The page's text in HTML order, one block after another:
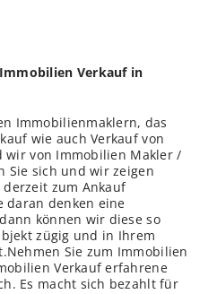
Verkauf in
Immobilienmaklern, das
wie auch Verkauf von
von Immobilien Makler /
Sie sich und wir zeigen
zum Ankauf
daran denken eine
können wir diese so
zügig und in Ihrem
Sie zum Immobilien
Verkauf erfahrene
Es macht sich bezahlt für